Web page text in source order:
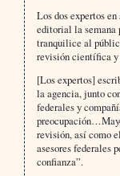
Los dos expertos
editorial la semana
tranquilice al
revisión científica y
[Los expertos]
la agencia, junto
federales y
revisión, así como
asesores federales
confianza”.